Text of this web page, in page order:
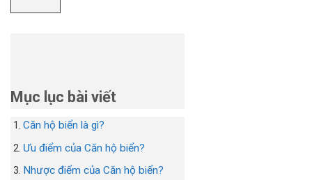
Mục lục bài viết
Căn hộ biển là gì?
Ưu điểm của Căn hộ biển?
Nhược điểm của Căn hộ biển?